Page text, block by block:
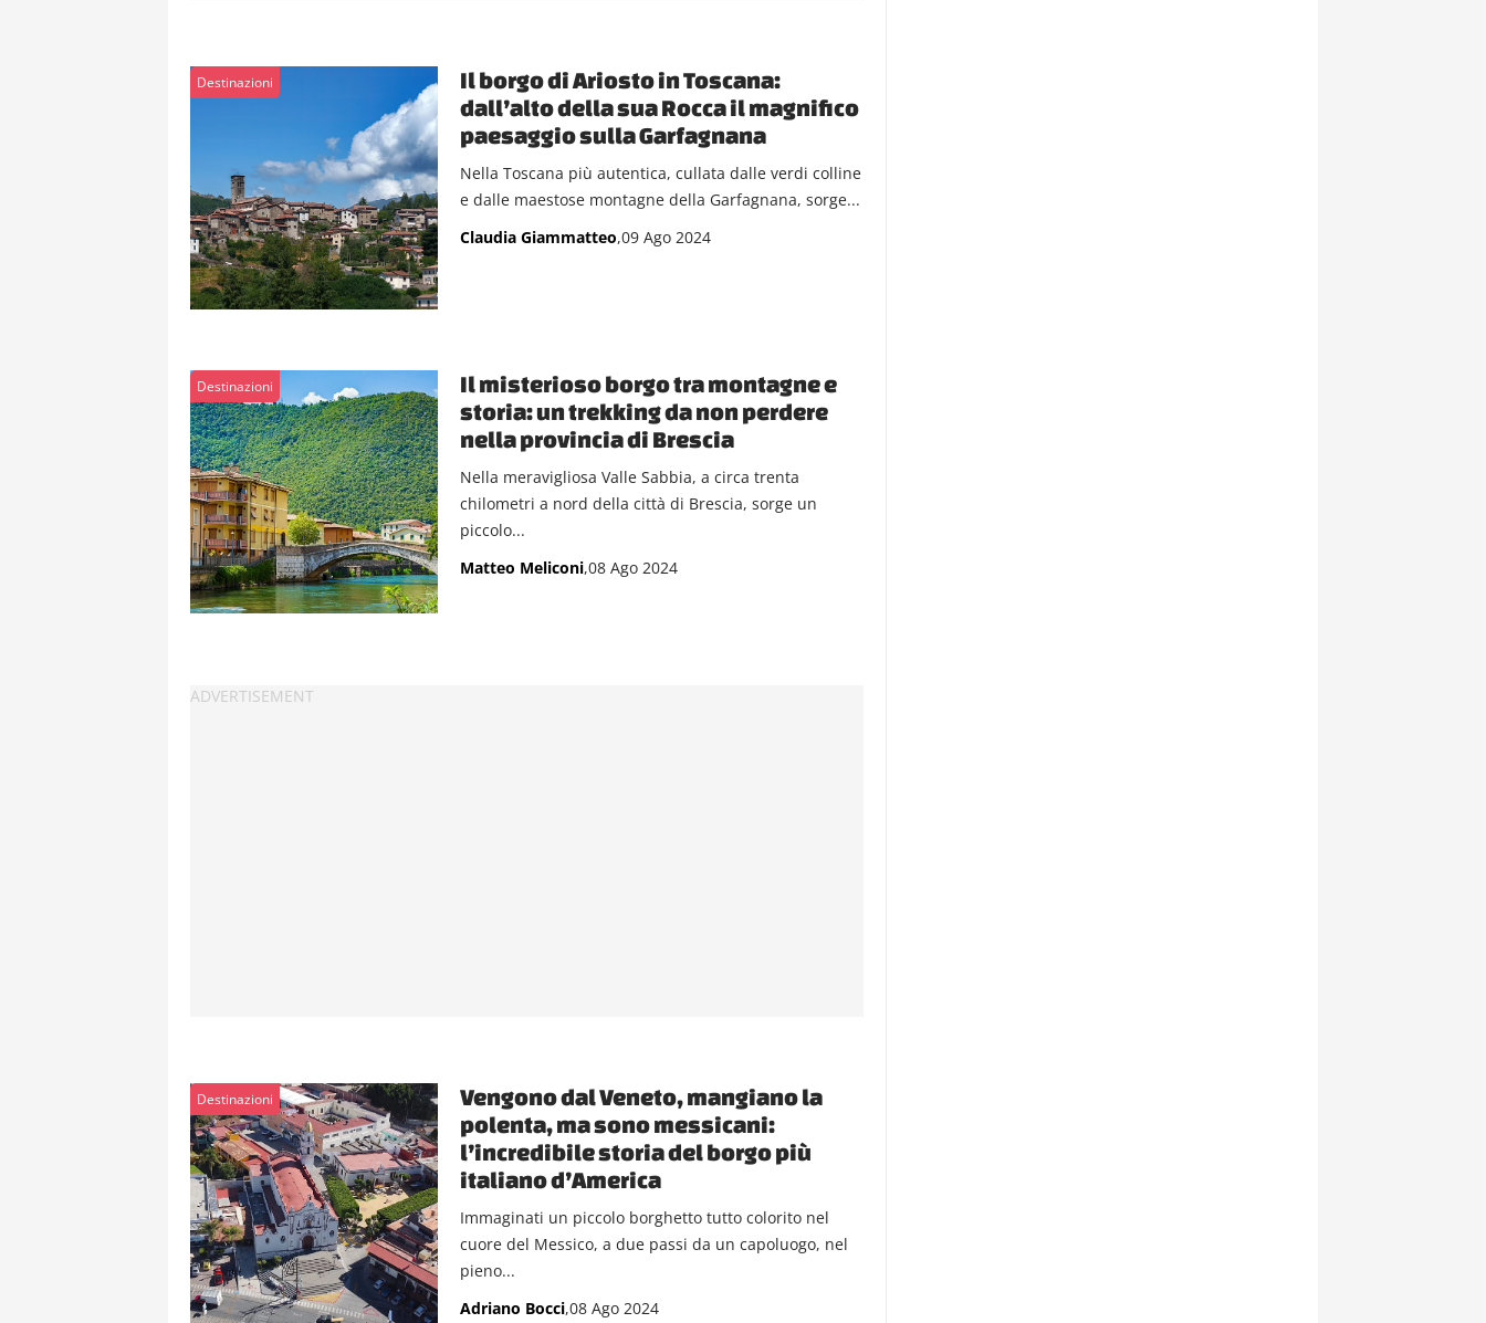
Destinazioni
Il borgo di Ariosto in Toscana:
dall’alto della sua Rocca il magnifico
paesaggio sulla Garfagnana
Nella Toscana più autentica, cullata dalle verdi colline
e dalle maestose montagne della Garfagnana, sorge...
Claudia Giammatteo,09 Ago 2024
Destinazioni
Il misterioso borgo tra montagne e
storia: un trekking da non perdere
nella provincia di Brescia
Nella meravigliosa Valle Sabbia, a circa trenta
chilometri a nord della città di Brescia, sorge un
piccolo...
Matteo Meliconi,08 Ago 2024
Destinazioni
Vengono dal Veneto, mangiano la
polenta, ma sono messicani:
l’incredibile storia del borgo più
italiano d’America
Immaginati un piccolo borghetto tutto colorito nel
cuore del Messico, a due passi da un capoluogo, nel
pieno...
Adriano Bocci,08 Ago 2024